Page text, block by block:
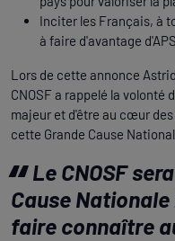
Inciter les Français, à
à faire d'avantage
Lors de cette annonce
CNOSF a rappelé la
majeur et d'être au cœur
cette Grande Cause
Le CNOSF
Cause
faire connaître